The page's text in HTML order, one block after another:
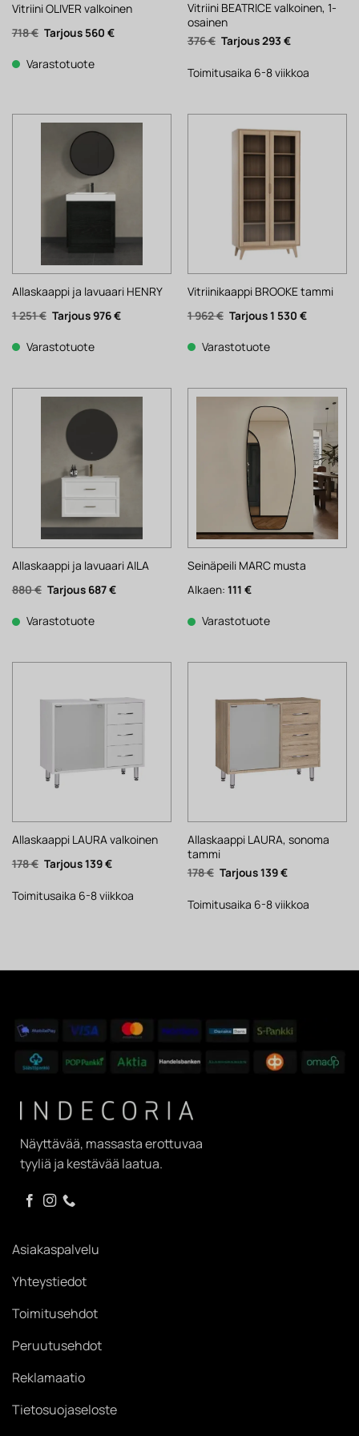
Vitriini OLIVER valkoinen
718€ Alkuperäinen
hinta
718 €.
560 €Nykyinen
Varastotuote
Vitriini BEATRICE valkoinen, 1-
osainen
376€ Alkuperäinen
hinta
376 €.
293 €Nykyinen
293 €.
Toimitusaika 6-8 viikkoa
Allaskaappi ja lavuaari HENRY
1 251€ Alkuperäinen
hinta
1
251 €.
976€Nykyinen
Varastotuote
Vitriinikaappi BROOKE tammi
1 962€ Alkuperäinen
hinta
1
962 €.
1 530 €Nykyinen
Varastotuote
Allaskaappi ja lavuaari AILA
880€ Alkuperäinen
hinta
880 €.
687€Nykyinen
Varastotuote
Seinäpeili MARC musta
Alkaen: 111 €
Varastotuote
Allaskaappi LAURA valkoinen
178€ Alkuperäinen
hinta
178 €.
139€Nykyinen
139 €.
Toimitusaika 6-8 viikkoa
Allaskaappi LAURA, sonoma
tammi
178€ Alkuperäinen
hinta
178 €.
139€Nykyinen
139 €.
Toimitusaika 6-8 viikkoa
Näyttävää, massasta erottuvaa
tyyliä ja kestävää laatua.
Asiakaspalvelu
Yhteystiedot
Toimitusehdot
Peruutusehdot
Reklamaatio
Tietosuojaseloste